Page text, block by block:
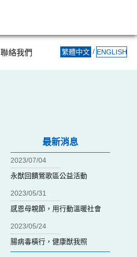
聯絡我們 ENGLISH
/
繁體中文
最新消息
2023/07/04
永猷回饋鶯歌區公益活動
2023/05/31
感恩母親節，用行動溫暖社會
2023/05/24
腸病毒橫行，健康猷我照